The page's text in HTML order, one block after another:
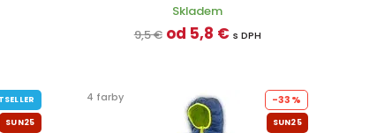
Skladem
9,5 € od 5,8 € s DPH
SUN25
4 farby -33%
SUN25